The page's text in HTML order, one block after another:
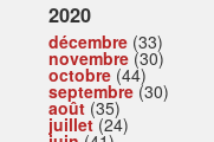
2020
décembre (33)
novembre (30)
octobre (44)
septembre (30)
août (35)
juillet(24)